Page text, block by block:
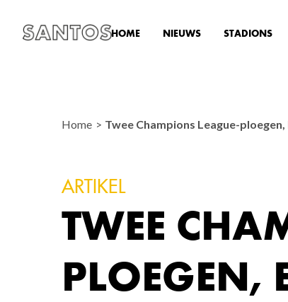
HOME NIEUWS STADIONS
Home Twee Champions League-
ARTIKEL
TWEE
PLOEGEN,